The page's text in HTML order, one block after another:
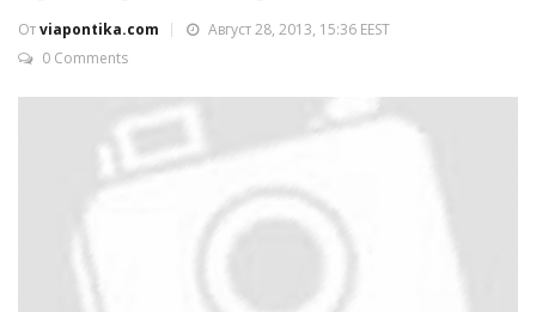
Отviapontika.com
Август 28, 2013, 15:36 EEST
0 Comments